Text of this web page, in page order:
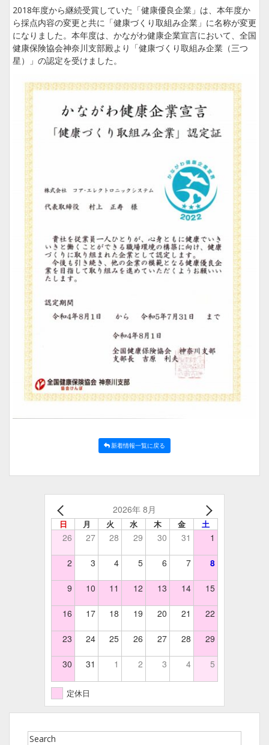
2018年度から継続受賞していた「健康優良企業」は、本年度か
ら採点内容の変更と共に「健康づくり取組み企業」に名称が変更
になりました。本年度は、かながわ健康企業宣言において、全国
健康保険協会神奈川支部殿より「健康づくり取組み企業（三つ
星）」の認定を受けました。
新着情報一覧に戻る
2026年 8月
日 月 火 水 木 金 土
26 27 28 29 30 31 1
2 3 4 5 6 7 8
9 10 11 12 13 14 15
16 17 18 19 20 21 22
23 24 25 26 27 28 29
30 31 1 2 3 4 5
定休日